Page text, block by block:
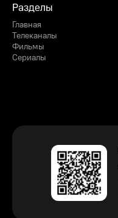
Разделы
Главная
Телеканалы
Фильмы
Сериалы